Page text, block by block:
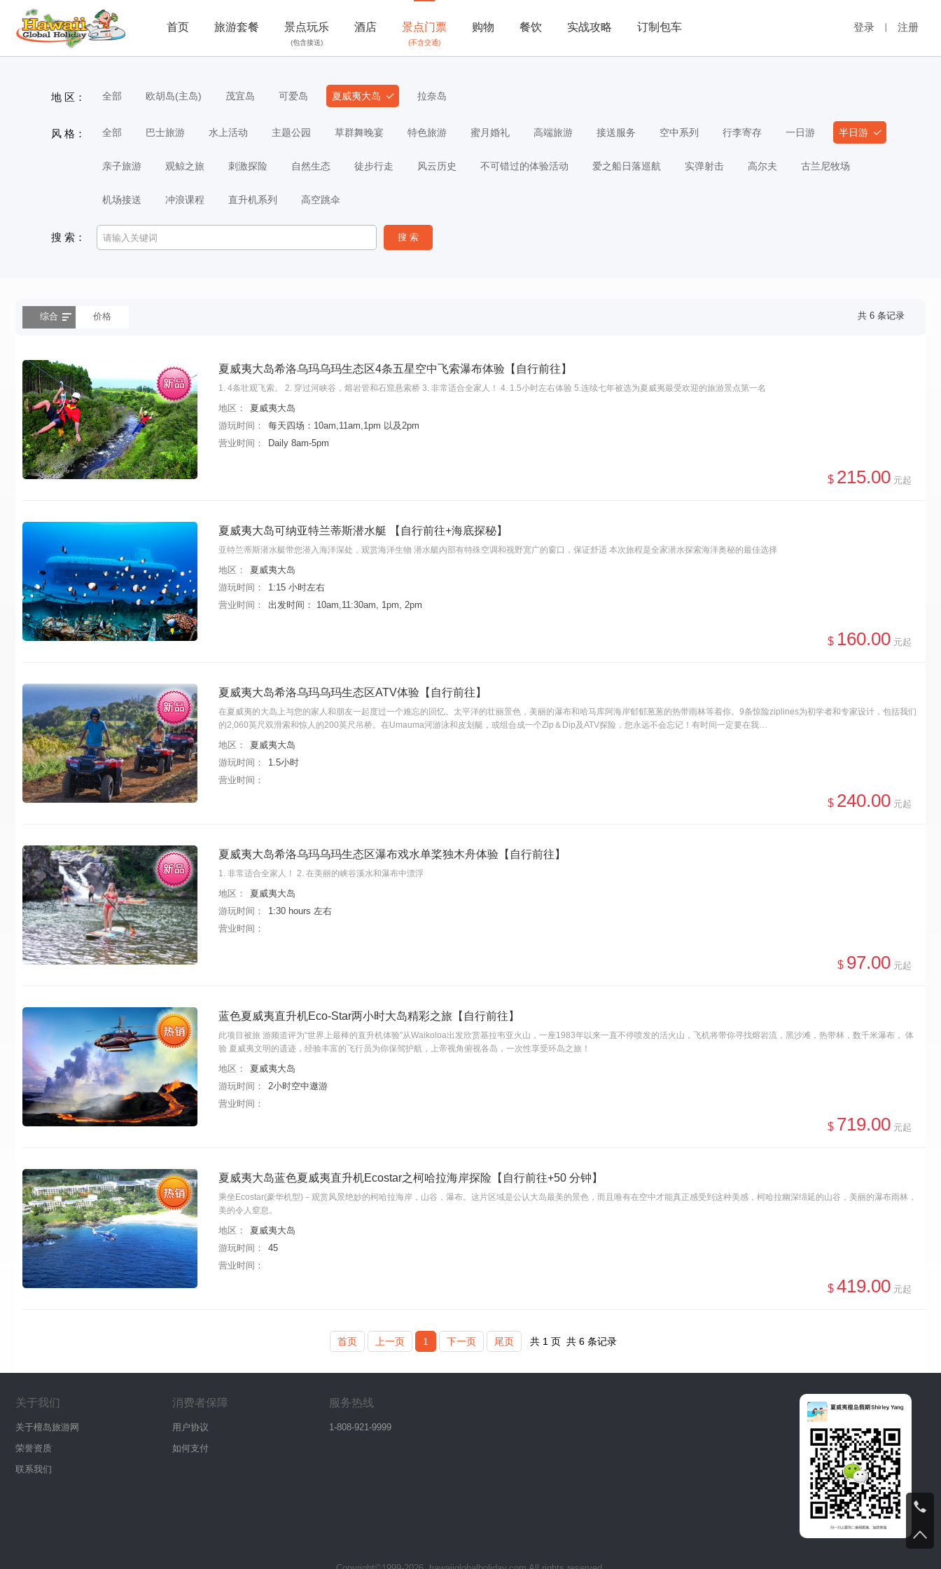
首页 旅游套餐 景点玩乐
(包含接送)
酒店 景点门票
(不含交通)
购物 餐饮 实战攻略 订制包车 登录 注册
地 区： 全部 欧胡岛(主岛) 茂宜岛 可爱岛 夏威夷大岛 拉奈岛
风 格： 全部 巴士旅游 水上活动 主题公园 草群舞晚宴 特色旅游 蜜月婚礼 高端旅游 接送服务 空中系列 行李寄存 一日游 半日游
亲子旅游 观鲸之旅 刺激探险 自然生态 徒步行走 风云历史 不可错过的体验活动 爱之船日落巡航 实弹射击 高尔夫 古兰尼牧场
机场接送 冲浪课程 直升机系列 高空跳伞
搜 索：
综合 价格 共 6 条记录
夏威夷大岛希洛乌玛乌玛生态区4条五星空中飞索瀑布体验【自行前往】
1. 4条壮观飞索。 2. 穿过河峡谷，熔岩管和石窟悬索桥 3. 非常适合全家人！ 4. 1.5小时左右体验 5.连续七年被选为夏威夷最受欢迎的旅游景点第一名
地区：
夏威夷大岛
游玩时间：
每天四场：10am,11am,1pm 以及2pm
营业时间：
Daily 8am-5pm
$ 215.00 元起
夏威夷大岛可纳亚特兰蒂斯潜水艇 【自行前往+海底探秘】
亚特兰蒂斯潜水艇带您潜入海洋深处，观赏海洋生物 潜水艇内部有特殊空调和视野宽广的窗口，保证舒适 本次旅程是全家潜水探索海洋奥秘的最佳选择
地区：
夏威夷大岛
游玩时间：
1:15 小时左右
营业时间：
出发时间： 10am,11:30am, 1pm, 2pm
$ 160.00 元起
夏威夷大岛希洛乌玛乌玛生态区ATV体验【自行前往】
在夏威夷的大岛上与您的家人和朋友一起度过一个难忘的回忆。太平洋的壮丽景色，美丽的瀑布和哈马库阿海岸郁郁葱葱的热带雨林等着你。9条惊险ziplines为初学者和专家设计，包括我们
的2,060英尺双滑索和惊人的200英尺吊桥。在Umauma河游泳和皮划艇，或组合成一个Zip＆Dip及ATV探险，您永远不会忘记！有时间一定要在我…
地区：
夏威夷大岛
游玩时间：
1.5小时
营业时间：
$ 240.00 元起
夏威夷大岛希洛乌玛乌玛生态区瀑布戏水单桨独木舟体验【自行前往】
1. 非常适合全家人！ 2. 在美丽的峡谷溪水和瀑布中漂浮
地区：
夏威夷大岛
游玩时间：
1:30 hours 左右
营业时间：
$ 97.00 元起
蓝色夏威夷直升机Eco-Star两小时大岛精彩之旅【自行前往】
此项目被旅 游频道评为“世界上最棒的直升机体验”从Waikoloa出发欣赏基拉韦亚火山，一座1983年以来一直不停喷发的活火山，飞机将带你寻找熔岩流，黑沙滩，热带林，数千米瀑布， 体
验 夏威夷文明的遗迹，经验丰富的飞行员为你保驾护航，上帝视角俯视各岛，一次性享受环岛之旅！
地区：
夏威夷大岛
游玩时间：
2小时空中遨游
营业时间：
$ 719.00 元起
夏威夷大岛蓝色夏威夷直升机Ecostar之柯哈拉海岸探险【自行前往+50 分钟】
乘坐Ecostar(豪华机型)－观赏风景绝妙的柯哈拉海岸，山谷，瀑布。这片区域是公认大岛最美的景色，而且唯有在空中才能真正感受到这种美感，柯哈拉幽深绵延的山谷，美丽的瀑布雨林，
美的令人窒息。
地区：
夏威夷大岛
游玩时间：
45
营业时间：
$ 419.00 元起
首页 上一页 1 下一页 尾页 共 1 页 共 6 条记录
关于我们
关于檀岛旅游网
荣誉资质
联系我们
消费者保障
用户协议
如何支付
服务热线
1-808-921-9999